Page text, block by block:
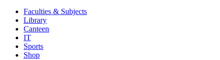
Faculties & Subjects
Library
Canteen
IT
Sports
Shop